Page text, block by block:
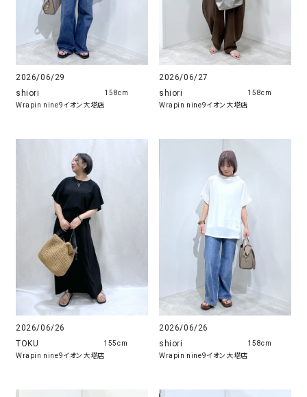
2026/06/29
shiori
Wrapin nine9イオン大塔店
158cm
2026/06/27
shiori
Wrapin nine9イオン大塔店
158cm
2026/06/26
TOKU
Wrapin nine9イオン大塔店
155cm
2026/06/26
shiori
Wrapin nine9イオン大塔店
158cm